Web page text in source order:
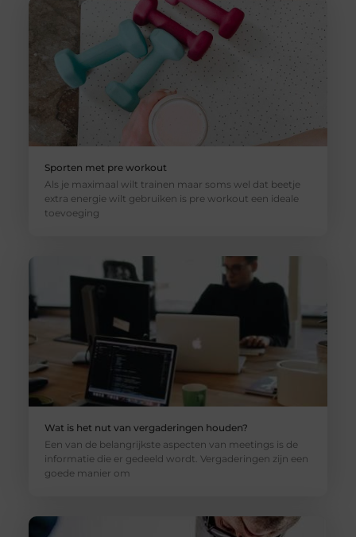
Sporten met pre workout
Als je maximaal wilt trainen maar soms wel dat beetje
extra energie wilt gebruiken is pre workout een ideale
toevoeging
Wat is het nut van vergaderingen houden?
Een van de belangrijkste aspecten van meetings is de
informatie die er gedeeld wordt. Vergaderingen zijn een
goede manier om